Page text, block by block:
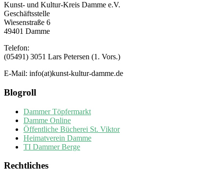
Kunst- und Kultur-Kreis Damme e.V.
Geschäftsstelle
Wiesenstraße 6
49401 Damme
Telefon:
(05491) 3051 Lars Petersen (1. Vors.)
E-Mail: info(at)kunst-kultur-damme.de
Blogroll
Dammer Töpfermarkt
Damme Online
Öffentliche Bücherei St. Viktor
Heimatverein Damme
TI Dammer Berge
Rechtliches